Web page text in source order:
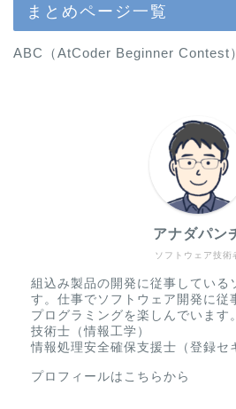
まとめページ一覧
ABC（AtCoder Beginner Contest
ソフトウェア技術
アナダパン
組込み製品の開発に従事している
す。仕事でソフトウェア開発に従
プログラミングを楽しんでいます。
技術士（情報工学）
情報処理安全確保支援士（登録セ
プロフィールはこちらから